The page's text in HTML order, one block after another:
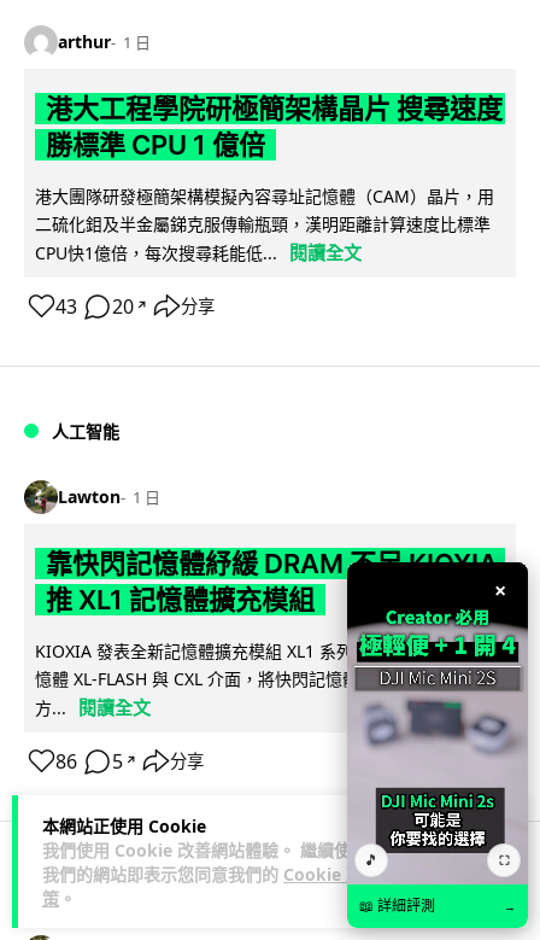
本網站正使用 Cookie
我們使用 Cookie 改善網站體驗。 繼續使用
我們的網站即表示您同意我們的 Cookie 政
策 。
arthur 1 日
港大工程學院研極簡架構晶片 搜尋速度
勝標準 CPU 1 億倍
港大團隊研發極簡架構模擬內容尋址記憶體（CAM）晶片，用
二硫化鉬及半金屬銻克服傳輸瓶頸，漢明距離計算速度比標準
CPU快1億倍，每次搜尋耗能低...
閱讀全文
43 20 ↗ 分享
人工智能
Lawton 1 日
靠快閃記憶體紓緩 DRAM 不足 KIOXIA
推 XL1 記憶體擴充模組
KIOXIA 發表全新記憶體擴充模組 XL1 系列，結合低延遲快閃記
憶體 XL-FLASH 與 CXL 介面，將快閃記憶體轉化為記憶體擴充
方...
閱讀全文
86 5 ↗ 分享
商業科技 資訊保安
×
🎵 ⛶
📖 詳細評測 →